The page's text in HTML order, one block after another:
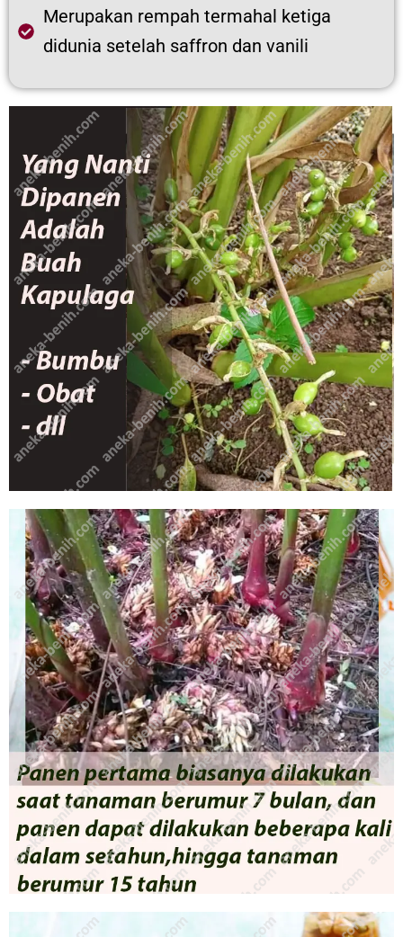
Merupakan rempah termahal ketiga
didunia setelah saffron dan vanili